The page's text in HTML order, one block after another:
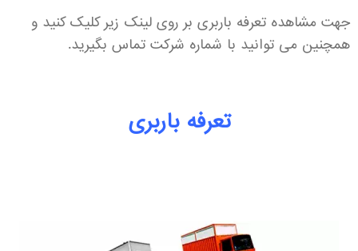
جهت مشاهده تعرفه باربری بر روی لینک زیر کلیک کنید و
همچنین می توانید با شماره شرکت تماس بگیرید.
تعرفه باربری